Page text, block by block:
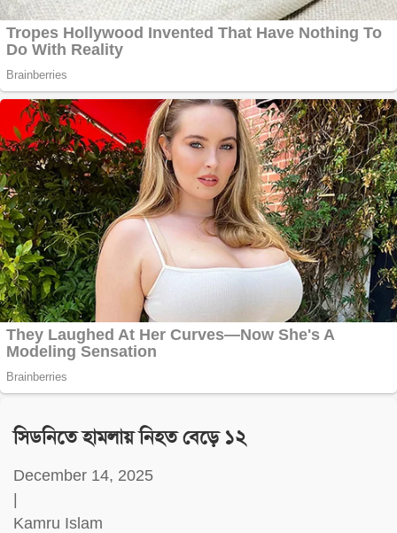
সিডনিতে হামলায় নিহত বেড়ে ১২
December 14, 2025
|
Kamru Islam